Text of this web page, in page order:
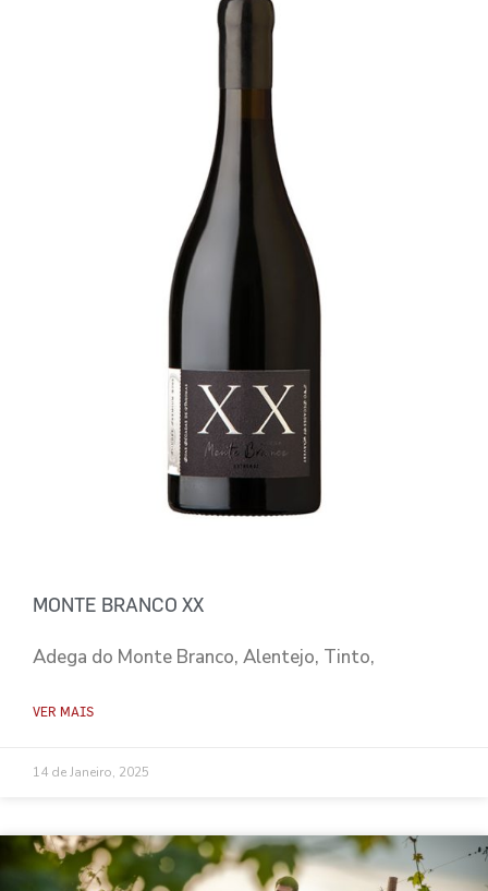
MONTE BRANCO XX
Adega do Monte Branco, Alentejo, Tinto,
VER MAIS
14 de Janeiro, 2025